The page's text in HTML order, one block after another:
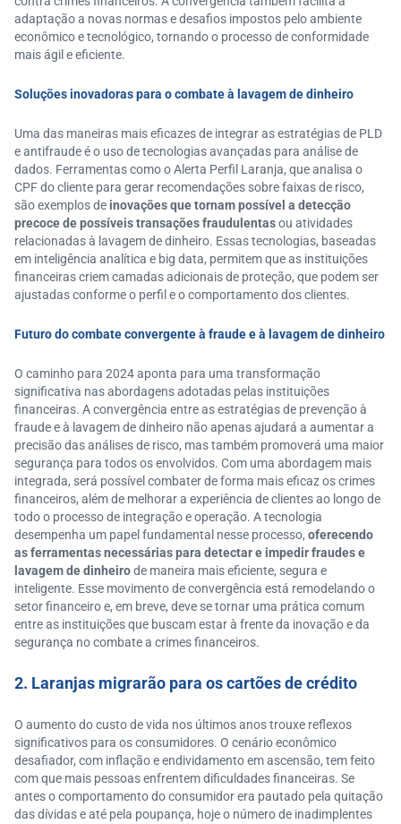
adaptação a novas normas e desafios impostos pelo ambiente
econômico e tecnológico, tornando o processo de conformidade
mais ágil e eficiente.
Soluções inovadoras para o combate à lavagem de dinheiro
Uma das maneiras mais eficazes de integrar as estratégias de PLD
e antifraude é o uso de tecnologias avançadas para análise de
dados. Ferramentas como o Alerta Perfil Laranja, que analisa o
CPF do cliente para gerar recomendações sobre faixas de risco,
são exemplos de inovações que tornam possível a detecção
precoce de possíveis transações fraudulentasou atividades
relacionadas à lavagem de dinheiro. Essas tecnologias, baseadas
em inteligência analítica e big data, permitem que as instituições
financeiras criem camadas adicionais de proteção, que podem ser
ajustadas conforme o perfil e o comportamento dos clientes.
Futuro do combate convergente à fraude e à lavagem de dinheiro
O caminho para 2024 aponta para uma transformação
significativa nas abordagens adotadas pelas instituições
financeiras. A convergência entre as estratégias de prevenção à
fraude e à lavagem de dinheiro não apenas ajudará a aumentar a
precisão das análises de risco, mas também promoverá uma maior
segurança para todos os envolvidos. Com uma abordagem mais
integrada, será possível combater de forma mais eficaz os crimes
financeiros, além de melhorar a experiência de clientes ao longo de
todo o processo de integração e operação. A tecnologia
desempenha um papel fundamental nesse processo, oferecendo
as ferramentas necessárias para detectar e impedir fraudes e
lavagem de dinheirode maneira mais eficiente, segura e
inteligente. Esse movimento de convergência está remodelando o
setor financeiro e, em breve, deve se tornar uma prática comum
entre as instituições que buscam estar à frente da inovação e da
segurança no combate a crimes financeiros.
2. Laranjas migrarão para os cartões de crédito
O aumento do custo de vida nos últimos anos trouxe reflexos
significativos para os consumidores. O cenário econômico
desafiador, com inflação e endividamento em ascensão, tem feito
com que mais pessoas enfrentem dificuldades financeiras. Se
antes o comportamento do consumidor era pautado pela quitação
das dívidas e até pela poupança, hoje o número de inadimplentes